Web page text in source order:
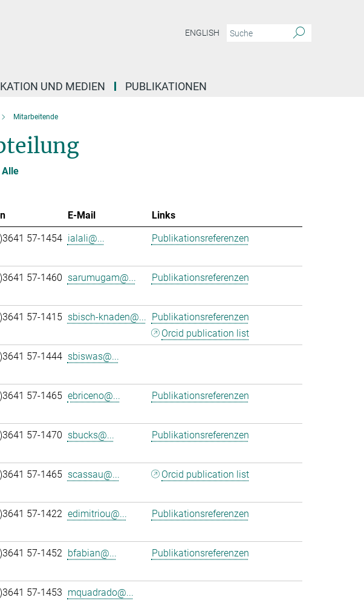
ENGLISH
UND MEDIEN PUBLIKATIONEN
Mitarbeitende
Alle
E-Mail
Links
57-1454 ialali@... Publikationsreferenzen
57-1460 sarumugam@... Publikationsreferenzen
57-1415 sbisch-knaden@... Publikationsreferenzen
Orcid publication list
57-1444 sbiswas@...
57-1465 ebriceno@... Publikationsreferenzen
57-1470 sbucks@... Publikationsreferenzen
57-1465 scassau@... Orcid publication list
57-1422 edimitriou@... Publikationsreferenzen
57-1452 bfabian@... Publikationsreferenzen
57-1453 mquadrado@...